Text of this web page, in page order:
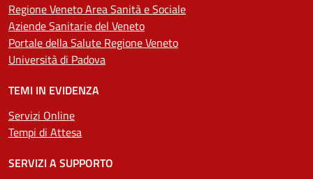
Regione Veneto Area Sanità e Sociale
Aziende Sanitarie del Veneto
Portale della Salute Regione Veneto
Università di Padova
TEMI IN EVIDENZA
Servizi Online
Tempi di Attesa
SERVIZI A SUPPORTO